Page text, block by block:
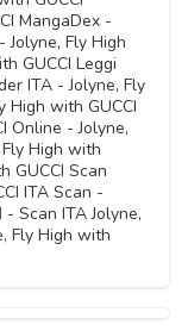
MangaDex -
Jolyne, Fly High
GUCCI Leggi
ITA - Jolyne, Fly
High with GUCCI
Online - Jolyne,
High with
GUCCI Scan
ITA Scan -
Scan ITA Jolyne,
Fly High with